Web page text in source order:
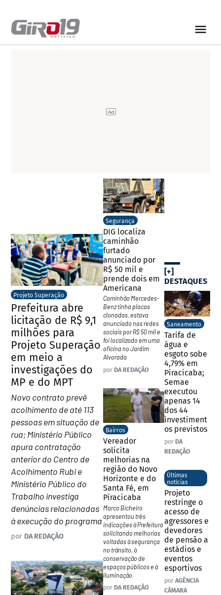
Projeto Superação
Prefeitura abre
licitação de R$ 9,1
milhões para
Projeto Superação
em meio a
investigações do
MP e do MPT
Novo contrato prevê
acolhimento de até 113
pessoas em situação de
rua; Ministério Público
apura contratação
anterior do Centro de
Acolhimento Rubi e
Ministério Público do
Trabalho investiga
denúncias relacionadas
à execução do programa
por DA REDAÇÃO
Segurança
DIG localiza
caminhão
furtado
anunciado por
R$ 50 mil e
prende dois em
Americana
Caminhão Mercedes-
Benz tinha placas
clonadas, estava
anunciado nas redes
sociais por R$ 50 mil e
foi localizado em uma
oficina no Jardim
Alvorada
por DA REDAÇÃO
Bairros
Vereador
solicita
melhorias na
região do Novo
Horizonte e do
Santa Fé, em
Piracicaba
Marco Bicheiro
apresentou três
indicações à Prefeitura
solicitando melhorias
voltadas à segurança
no trânsito, à
conservação de
espaços públicos e à
iluminação
por DA REDAÇÃO
[+]
DESTAQUES
Saneamento
Tarifa de
água e
esgoto sobe
4,79% em
Piracicaba;
Semae
executou
apenas 14
dos 44
investiment
os previstos
por DA
REDAÇÃO
Últimas
notícias
Projeto
restringe o
acesso de
agressores e
devedores
de pensão a
estádios e
eventos
esportivos
por AGÊNCIA
CÂMARA